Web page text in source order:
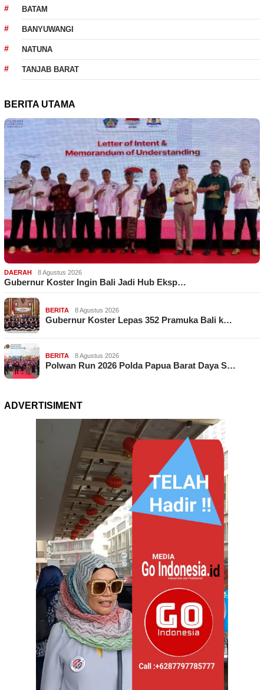
BATAM
BANYUWANGI
NATUNA
TANJAB BARAT
BERITA UTAMA
DAERAH 8 Agustus 2026
Gubernur Koster Ingin Bali Jadi Hub Eksp…
BERITA 8 Agustus 2026
Gubernur Koster Lepas 352 Pramuka Bali k…
BERITA 8 Agustus 2026
Polwan Run 2026 Polda Papua Barat Daya S…
ADVERTISIMENT